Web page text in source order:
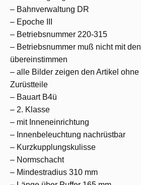
– Bahnverwaltung DR
– Epoche III
– Betriebsnummer 220-315
– Betriebsnummer muß nicht mit
übereinstimmen
– alle Bilder zeigen den Artikel
Zurüstteile
– Bauart B4ü
– 2. Klasse
– mit Inneneinrichtung
– Innenbeleuchtung nachrüstbar
– Kurzkupplungskulisse
– Normschacht
– Mindestradius 310 mm